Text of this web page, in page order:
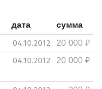
дата
сумма
04.10.2012
20 000 ₽
04.10.2012 20 000 ₽